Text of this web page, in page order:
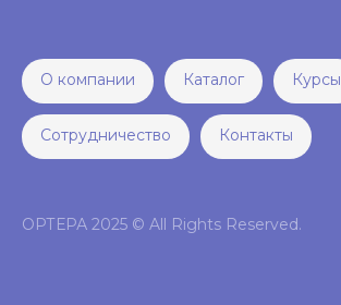
О компании Каталог Курсы
Сотрудничество Контакты
ОРТЕРА 2025 © All Rights Reserved.